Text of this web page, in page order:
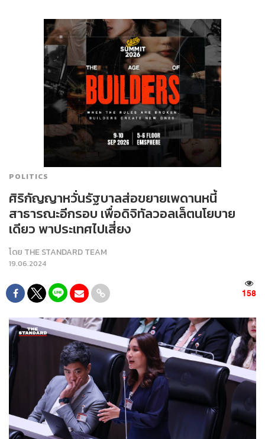
POLITICS
ศิริกัญญาหวั่นรัฐบาลส่อขยายเพดานหนี้
สาธารณะอีกรอบ เพื่อดิจิทัลวอลเล็ตนโยบาย
เดียว พาประเทศไปเสี่ยง
โดย THE STANDARD TEAM
19.06.2024
158